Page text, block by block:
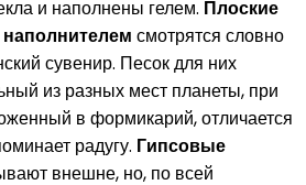
и наполнены гелем. Плоские
смотрятся словно
сувенир. Песок для них
из разных мест планеты, при
в формикарий, отличается
радугу. Гипсовые
внешне, но, по всей